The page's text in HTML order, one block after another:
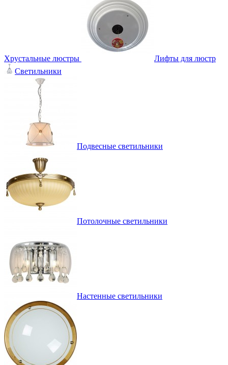
Хрустальные люстры
Лифты для люстр
Светильники
Подвесные светильники
Потолочные светильники
Настенные светильники